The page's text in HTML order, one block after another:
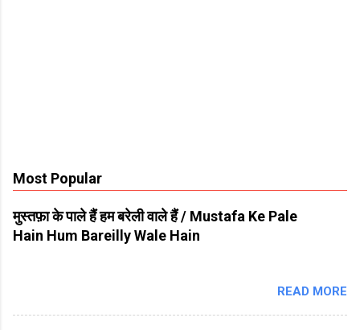
Most Popular
मुस्तफ़ा के पाले हैं हम बरेली वाले हैं / Mustafa Ke Pale
Hain Hum Bareilly Wale Hain
READ MORE